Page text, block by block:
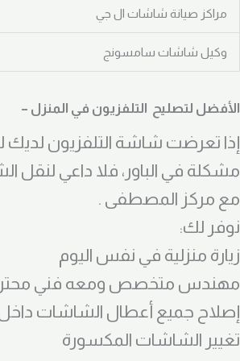
مراكز صيانة شاشات ال جي
وكيل شاشات سامسونج
الأفضل لتصليح التلفزيون في المنزل –
إذا تعرضت شاشة التلفزيون
مشكلة في الباور، فلا داعي لنقل
مع مركز المصطفى .
نوفر لك:
زيارة منزلية في نفس اليوم
مهندس متخصص ومعه فني
إصلاح جميع أعطال الشاشات داخل
تغيير الشاشات المكسورة